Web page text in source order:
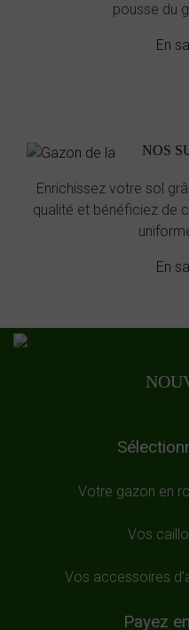
pousse du
En
Enrichissez votre sol
qualité et bénéficiez de
En
NOS
Votre gazon en
Vos
Vos accessoires
Payez